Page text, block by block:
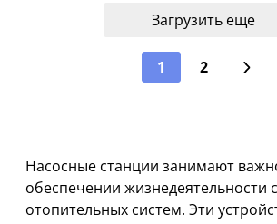
Загрузить еще
1 2
Насосные станции занимают
обеспечении жизнедеятельности
отопительных систем. Эти